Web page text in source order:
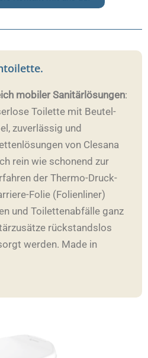
mobiler Sanitärlösungen:
Toilette mit Beutel-
zuverlässig und
von Clesana
rein wie schonend zur
der Thermo-Druck-
Folie (Folienliner)
und Toilettenabfälle ganz
rückstandslos
werden. Made in